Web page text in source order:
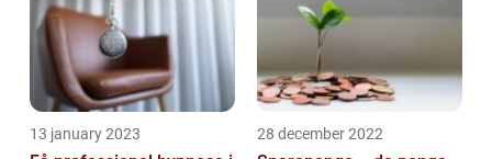
13 january 2023 28 december 2022